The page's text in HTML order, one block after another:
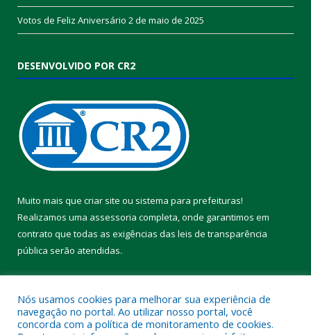
Votos de Feliz Aniversário 2 de maio de 2025
DESENVOLVIDO POR CR2
Muito mais que criar site ou sistema para prefeituras!
Realizamos uma assessoria completa, onde garantimos em
contrato que todas as exigências das leis de transparência
pública serão atendidas.
Nós usamos cookies para melhorar sua experiência de
navegação no portal. Ao utilizar nosso portal, você
concorda com a política de monitoramento de cookies.